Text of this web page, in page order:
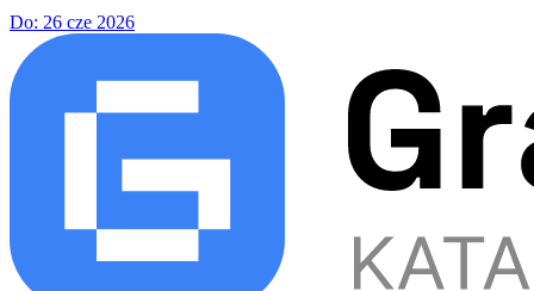
Do: 26 cze 2026